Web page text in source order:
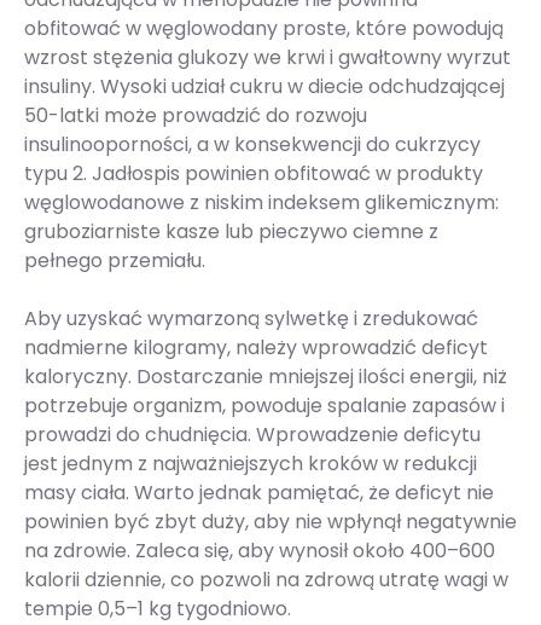
obfitować w węglowodany proste, które powodują
wzrost stężenia glukozy we krwi i gwałtowny wyrzut
insuliny. Wysoki udział cukru w diecie odchudzającej
50-latki może prowadzić do rozwoju
insulinooporności, a w konsekwencji do cukrzycy
typu 2. Jadłospis powinien obfitować w produkty
węglowodanowe z niskim indeksem glikemicznym:
gruboziarniste kasze lub pieczywo ciemne z
pełnego przemiału.
Aby uzyskać wymarzoną sylwetkę i zredukować
nadmierne kilogramy, należy wprowadzić deficyt
kaloryczny. Dostarczanie mniejszej ilości energii, niż
potrzebuje organizm, powoduje spalanie zapasów i
prowadzi do chudnięcia. Wprowadzenie deficytu
jest jednym z najważniejszych kroków w redukcji
masy ciała. Warto jednak pamiętać, że deficyt nie
powinien być zbyt duży, aby nie wpłynął negatywnie
na zdrowie. Zaleca się, aby wynosił około 400–600
kalorii dziennie, co pozwoli na zdrową utratę wagi w
tempie 0,5–1 kg tygodniowo.